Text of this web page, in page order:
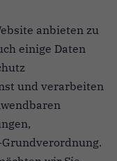
anbieten zu
einige Daten
und verarbeiten